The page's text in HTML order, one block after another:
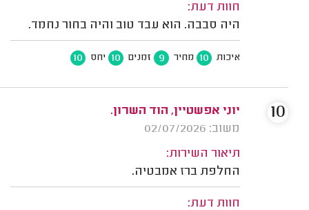
חוות דעת:
היה סבבה. הוא עבד טוב והיה בחור נחמד.
איכות 10 מחיר 9 זמנים 10 יחס 10
יוני אפשטיין, הוד השרון.
משוב: 02/07/2026
תיאור השירות:
החלפת ברז אמבטיה.
חוות דעת:
10